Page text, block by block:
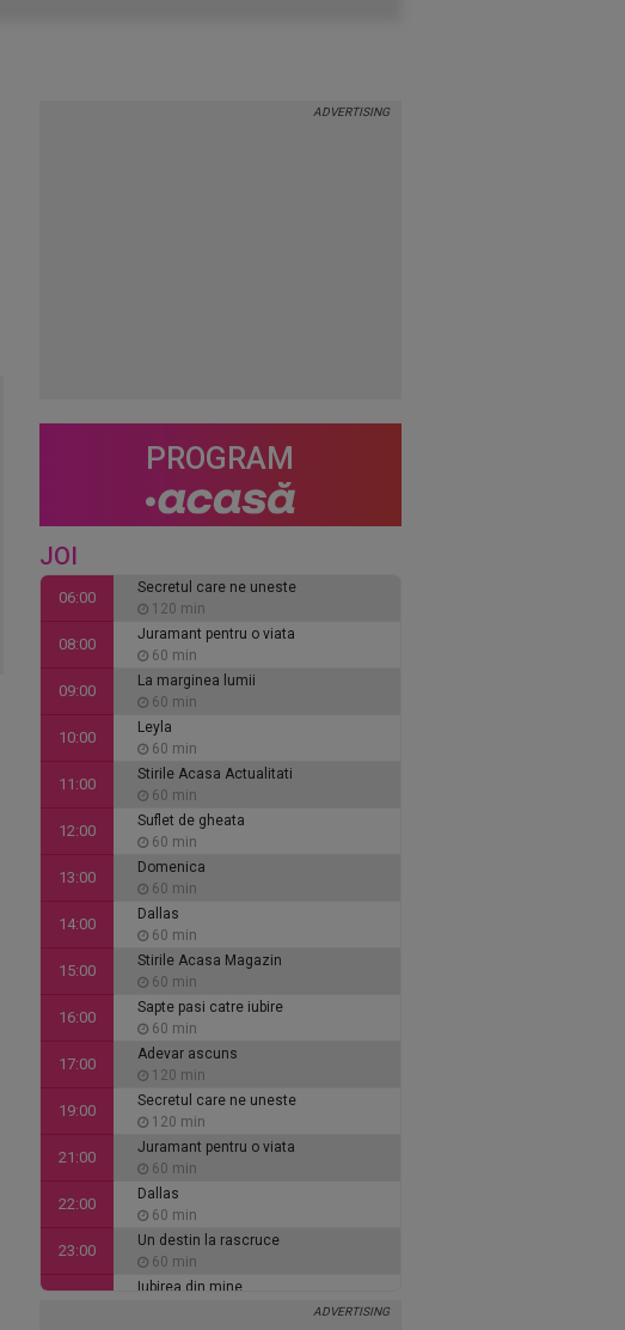
PROGRAM
JOI
06:00
Secretul care ne uneste
120 min
08:00
Juramant pentru o viata
60 min
09:00
La marginea lumii
60 min
10:00
Leyla
60 min
11:00
Stirile Acasa Actualitati
60 min
12:00
Suflet de gheata
60 min
13:00
Domenica
60 min
14:00
Dallas
60 min
15:00
Stirile Acasa Magazin
60 min
16:00
Sapte pasi catre iubire
60 min
17:00
Adevar ascuns
120 min
19:00
Secretul care ne uneste
120 min
21:00
Juramant pentru o viata
60 min
22:00
Dallas
60 min
23:00
Un destin la rascruce
60 min
Iubirea din mine